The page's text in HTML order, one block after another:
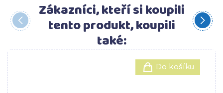
Zákazníci, kteří si koupili
tento produkt, koupili
také:
Do košíku